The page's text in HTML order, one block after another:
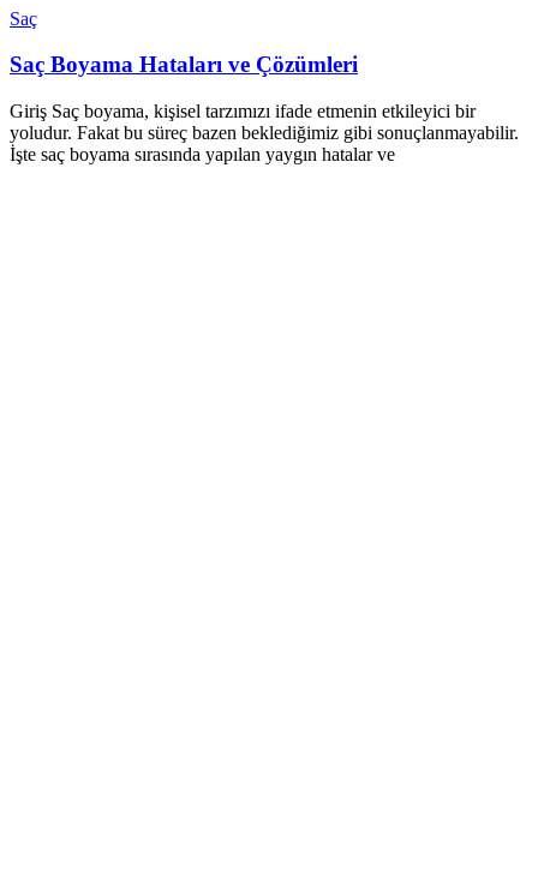
Saç
Saç Boyama Hataları ve Çözümleri
Giriş Saç boyama, kişisel tarzımızı ifade etmenin etkileyici bir
yoludur. Fakat bu süreç bazen beklediğimiz gibi sonuçlanmayabilir.
İşte saç boyama sırasında yapılan yaygın hatalar ve